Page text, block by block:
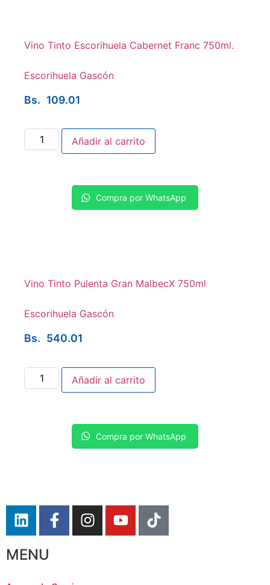
Vino Tinto Escorihuela Cabernet Franc 750ml.
Escorihuela Gascón
Bs. 109.01
Añadir al carrito
Compra por WhatsApp
Vino Tinto Pulenta Gran MalbecX 750ml
Escorihuela Gascón
Bs. 540.01
Añadir al carrito
Compra por WhatsApp
MENU